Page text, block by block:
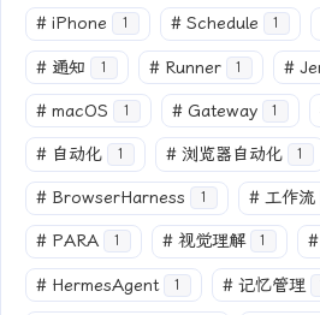
# iPhone 1 # Schedule 1
# 通知 1 # Runner 1 #
# macOS 1 # Gateway 1
# 自动化 1 # 浏览器自动化 1
# BrowserHarness 1 # 工作流
# PARA 1 # 视觉理解 1 #
# HermesAgent 1 # 记忆管理